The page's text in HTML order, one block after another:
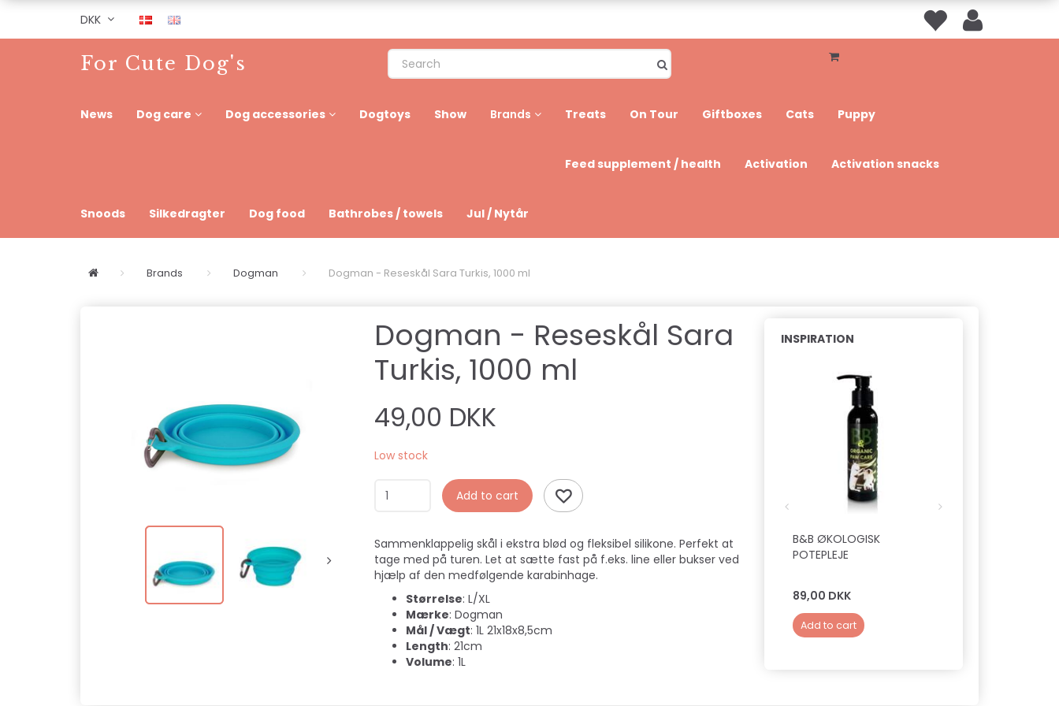
DKK
For Cute Dog's
News Dog care Dog accessories Dogtoys Show Brands Treats On Tour Giftboxes Cats Puppy
Feed supplement / health Activation Activation snacks
Snoods Silkedragter Dog food Bathrobes / towels Jul / Nytår
Brands Dogman Dogman - Reseskål Sara Turkis, 1000 ml
Dogman - Reseskål Sara
Turkis, 1000 ml
49,00 DKK
Low stock
Add to cart
Sammenklappelig skål i ekstra blød og fleksibel silikone. Perfekt at
tage med på turen. Let at sætte fast på f.eks. line eller bukser ved
hjælp af den medfølgende karabinhage.
Størrelse: L/XL
Mærke: Dogman
Mål / Vægt: 1L 21x18x8,5cm
Length: 21cm
Volume: 1L
INSPIRATION
B&B ØKOLOGISK
POTEPLEJE
89,00 DKK
Add to cart